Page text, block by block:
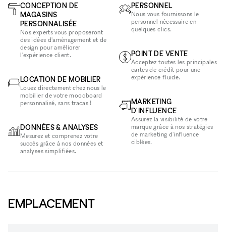
CONCEPTION DE
MAGASINS
PERSONNALISÉE
Nos experts vous proposeront
des idées d'aménagement et de
design pour améliorer
l'expérience client.
LOCATION DE MOBILIER
Louez directement chez nous le
mobilier de votre moodboard
personnalisé, sans tracas !
DONNÉES & ANALYSES
Mesurez et comprenez votre
succès grâce à nos données et
analyses simplifiées.
PERSONNEL
Nous vous fournissons le
personnel nécessaire en
quelques clics.
POINT DE VENTE
Acceptez toutes les principales
cartes de crédit pour une
expérience fluide.
MARKETING
D'INFLUENCE
Assurez la visibilité de votre
marque grâce à nos stratégies
de marketing d'influence
ciblées.
EMPLACEMENT